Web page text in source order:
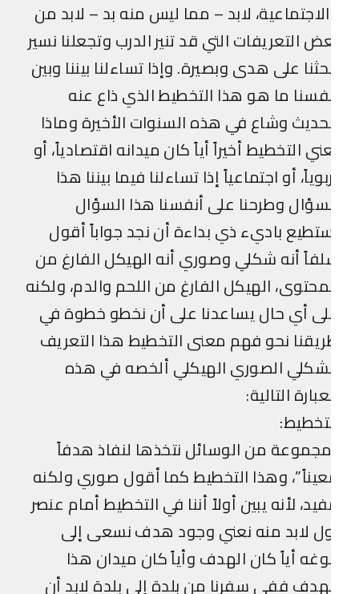
لابد – مما ليس منه بد – لابد من
التعريفات التي قد تنير الدرب وتجعلنا نسير
على هدى وبصيرة. وإذا تساءلنا بيننا وبين
ما هو هذا التخطيط الذي ذاع عنه
وشاع في هذه السنوات الأخيرة وماذا
التخطيط أخيراً أياً كان ميدانه اقتصادياً، أو
أو اجتماعياً إذا تساءلنا فيما بيننا هذا
وطرحنا على أنفسنا هذا السؤال
باديء ذي بداءة أن نجد جواباً أقول
أنه شكلي وصوري أنه الهيكل الفارغ من
الهيكل الفارغ من اللحم والدم، ولكنه
أي حال يساعدنا على أن نخطو خطوة في
نحو فهم معنى التخطيط هذا التعريف
الصوري الهيكلي ألخصه في هذه
التالية:
من الوسائل نتخذها لنفاذ هدفاً
وهذا التخطيط كما أقول صوري ولكنه
لأنه يبين أولاً أننا في التخطيط أمام عنصر
لابد منه نعني وجود هدف نسعى إلى
أياً كان الهدف وأياً كان ميدان هذا
ففي سفرنا من بلدة إلى بلدة لابد أن